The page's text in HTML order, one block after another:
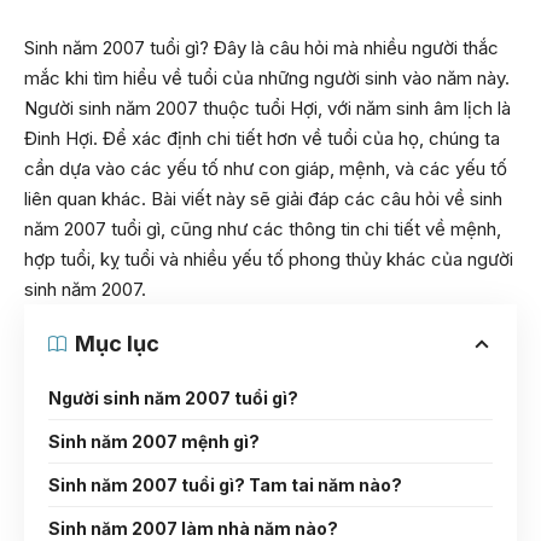
Sinh năm 2007 tuổi gì? Đây là câu hỏi mà nhiều người thắc
mắc khi tìm hiểu về tuổi của những người sinh vào năm này.
Người sinh năm 2007 thuộc tuổi Hợi, với năm sinh âm lịch là
Đinh Hợi. Để xác định chi tiết hơn về tuổi của họ, chúng ta
cần dựa vào các yếu tố như con giáp, mệnh, và các yếu tố
liên quan khác. Bài viết này sẽ giải đáp các câu hỏi về sinh
năm 2007 tuổi gì, cũng như các thông tin chi tiết về mệnh,
hợp tuổi, kỵ tuổi và nhiều yếu tố phong thủy khác của người
sinh năm 2007.
Mục lục
Người sinh năm 2007 tuổi gì?
Sinh năm 2007 mệnh gì?
Sinh năm 2007 tuổi gì? Tam tai năm nào?
Sinh năm 2007 làm nhà năm nào?